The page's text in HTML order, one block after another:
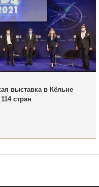
выставка в Кёльне
стран